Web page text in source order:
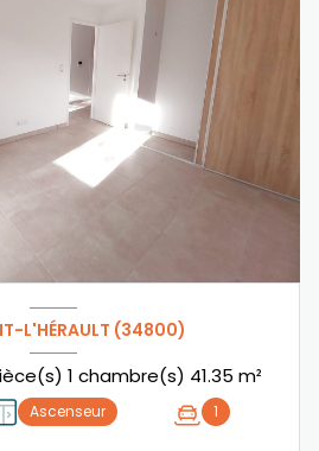
L'HÉRAULT (34800)
Appartement 2 pièce(s) 1 chambre(s) 41.35 m²
Ascenseur 1